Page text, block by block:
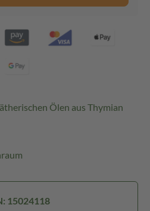
Ölen aus Thymian
15024118